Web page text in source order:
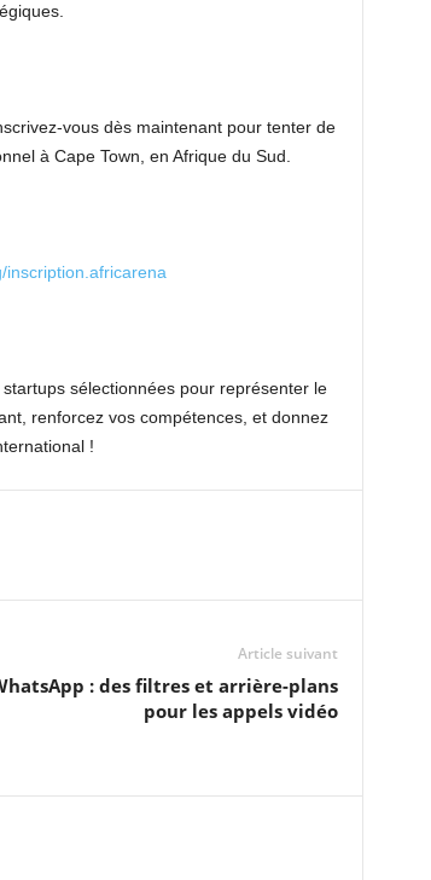
vous dès maintenant pour tenter de
à Cape Town, en Afrique du Sud.
inscription.africarena
sélectionnées pour représenter le
renforcez vos compétences, et donnez
!
Article suivant
: des filtres et arrière-plans
pour les appels vidéo